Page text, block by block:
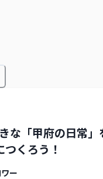
な「甲府の日常
つくろう！
ー